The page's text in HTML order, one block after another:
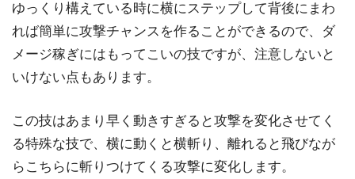
ゆっくり構えている時に横にステップして背後にまわ
れば簡単に攻撃チャンスを作ることができるので、ダ
メージ稼ぎにはもってこいの技ですが、注意しないと
いけない点もあります。
この技はあまり早く動きすぎると攻撃を変化させてく
る特殊な技で、横に動くと横斬り、離れると飛びなが
らこちらに斬りつけてくる攻撃に変化します。